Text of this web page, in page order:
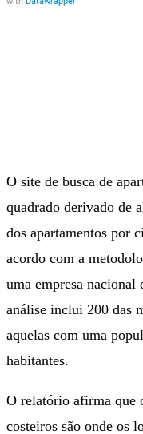
O site de busca de
quadrado derivado de
dos apartamentos por
acordo com a
uma empresa nacional
análise inclui 200 das
aquelas com uma
habitantes.
O relatório afirma que
costeiros são onde os